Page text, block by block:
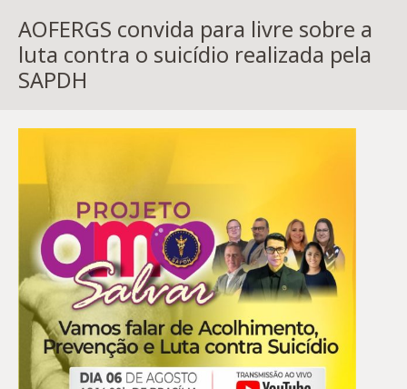
AOFERGS convida para livre sobre a
luta contra o suicídio realizada pela
SAPDH